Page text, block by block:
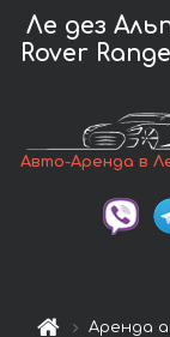
Ле дез
Rover
Авто-Аренда в
Аренда